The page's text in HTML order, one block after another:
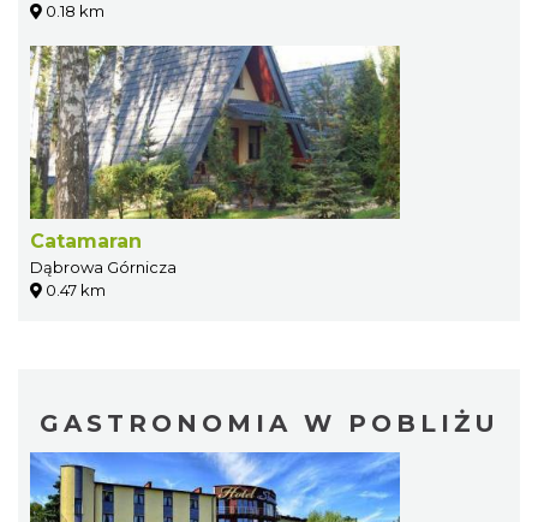
0.18 km
Catamaran
Dąbrowa Górnicza
0.47 km
GASTRONOMIA W POBLIŻU